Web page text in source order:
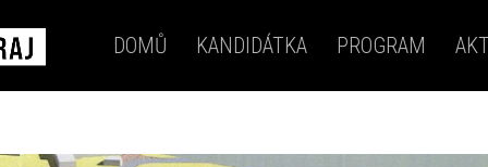
DOMŮ KANDIDÁTKA PROGRAM